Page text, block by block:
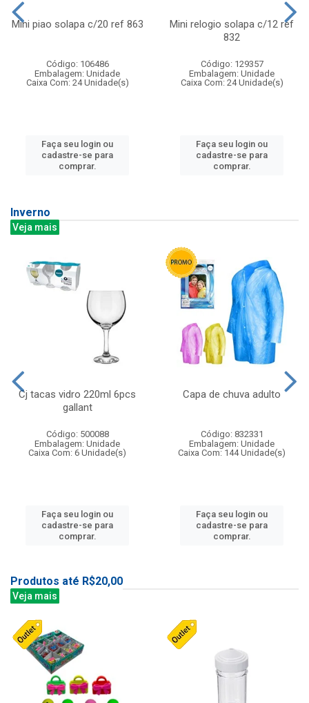
Mini piao solapa c/20 ref 863
Código: 106486
Embalagem: Unidade
Caixa Com: 24 Unidade(s)
Faça seu login ou
cadastre-se para
comprar.
Mini relogio solapa c/12 ref
832
Código: 129357
Embalagem: Unidade
Caixa Com: 24 Unidade(s)
Faça seu login ou
cadastre-se para
comprar.
Inverno
Veja mais
Cj tacas vidro 220ml 6pcs
gallant
Código: 500088
Embalagem: Unidade
Caixa Com: 6 Unidade(s)
Faça seu login ou
cadastre-se para
comprar.
Capa de chuva adulto
Código: 832331
Embalagem: Unidade
Caixa Com: 144 Unidade(s)
Faça seu login ou
cadastre-se para
comprar.
Produtos até R$20,00
Veja mais